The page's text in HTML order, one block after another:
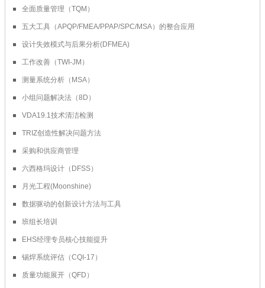
全面质量管理（TQM）
五大工具（APQP/FMEA/PPAP/SPC/MSA）的整合应用
设计失效模式与后果分析(DFMEA)
工作改善（TWI-JM）
测量系统分析（MSA）
小组问题解决法（8D）
VDA19.1技术清洁检测
TRIZ创造性解决问题方法
采购和供应商管理
六西格玛设计（DFSS）
月光工程(Moonshine)
数据驱动的创新设计方法与工具
班组长培训
EHS经理专员核心技能提升
锡焊系统评估（CQI-17）
质量功能展开（QFD）